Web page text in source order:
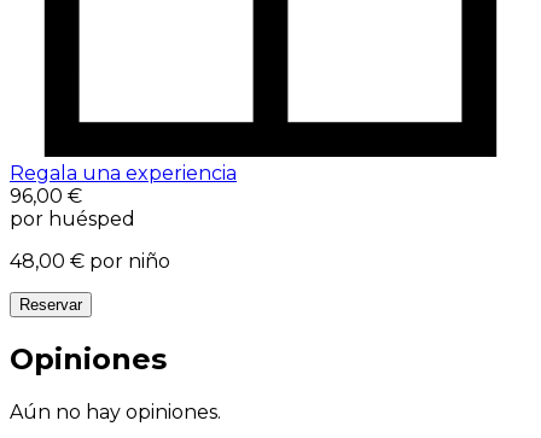
Regala una experiencia
96,00 €
por huésped
48,00 € por niño
Reservar
Opiniones
Aún no hay opiniones.